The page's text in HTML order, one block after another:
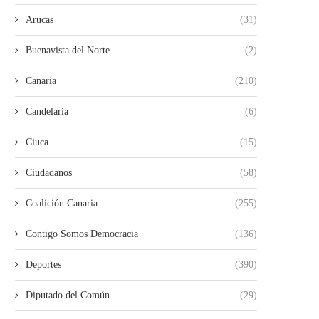
Arucas (31)
Buenavista del Norte (2)
Canaria (210)
Candelaria (6)
Ciuca (15)
Ciudadanos (58)
Coalición Canaria (255)
Contigo Somos Democracia (136)
Deportes (390)
Diputado del Común (29)